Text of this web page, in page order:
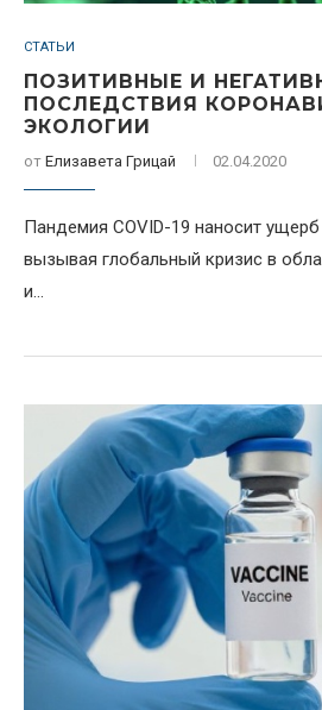
СТАТЬИ
ПОЗИТИВНЫЕ И
ПОСЛЕДСТВИЯ
ЭКОЛОГИИ
от Елизавета Грицай 02.04.2020
Пандемия COVID-19 наносит
вызывая глобальный кризис в
и...